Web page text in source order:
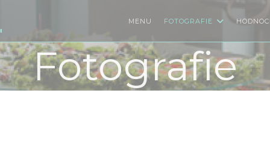
MENU FOTOGRAFIE
Fotografie